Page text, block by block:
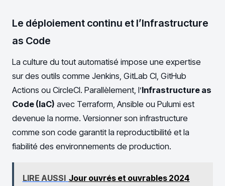
Le déploiement continu et l’Infrastructure
as Code
La culture du tout automatisé impose une expertise
sur des outils comme Jenkins, GitLab CI, GitHub
Actions ou CircleCI. Parallèlement, l’Infrastructure as
Code (IaC) avec Terraform, Ansible ou Pulumi est
devenue la norme. Versionner son infrastructure
comme son code garantit la reproductibilité et la
fiabilité des environnements de production.
LIRE AUSSI Jour ouvrés et ouvrables 2024